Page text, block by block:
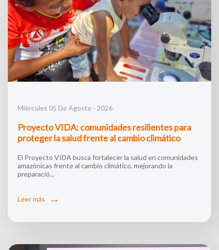
Miércoles 05 De Agosto - 2026
Proyecto VIDA: comunidades resilientes para
proteger la salud frente al cambio climático
El Proyecto VIDA busca fortalecer la salud en comunidades
amazónicas frente al cambio climático, mejorando la
preparació...
Leer más